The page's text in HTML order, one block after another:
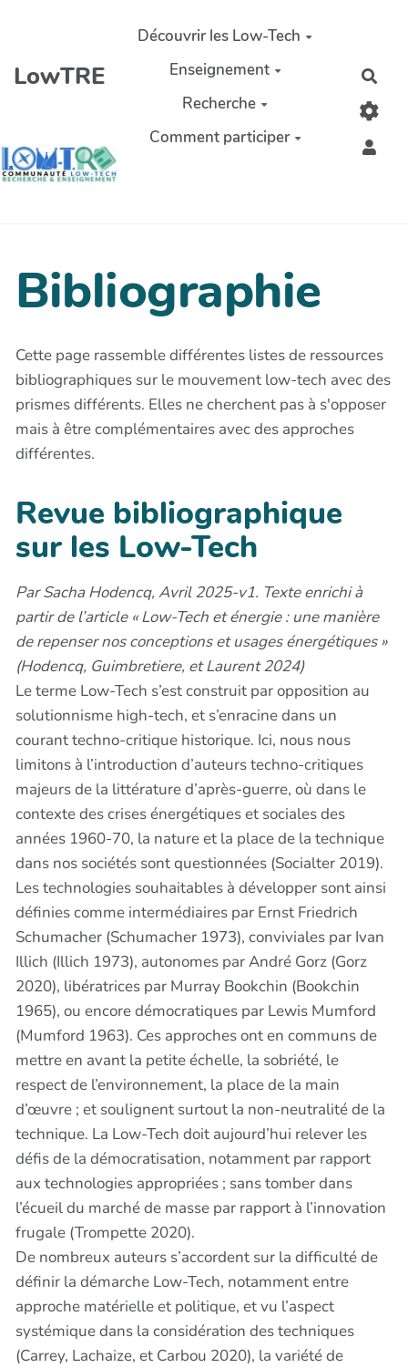
LowTRE
Découvrir les Low-Tech
Enseignement
Recherche
Comment participer
Bibliographie
Cette page rassemble différentes listes de ressources
bibliographiques sur le mouvement low-tech avec des
prismes différents. Elles ne cherchent pas à s'opposer
mais à être complémentaires avec des approches
différentes.
Revue bibliographique
sur les Low-Tech
Par Sacha Hodencq, Avril 2025-v1. Texte enrichi à
partir de l’article « Low-Tech et énergie : une manière
de repenser nos conceptions et usages énergétiques »
(Hodencq, Guimbretiere, et Laurent 2024)
Le terme Low-Tech s’est construit par opposition au
solutionnisme high-tech, et s’enracine dans un
courant techno-critique historique. Ici, nous nous
limitons à l’introduction d’auteurs techno-critiques
majeurs de la littérature d’après-guerre, où dans le
contexte des crises énergétiques et sociales des
années 1960-70, la nature et la place de la technique
dans nos sociétés sont questionnées (Socialter 2019).
Les technologies souhaitables à développer sont ainsi
définies comme intermédiaires par Ernst Friedrich
Schumacher (Schumacher 1973), conviviales par Ivan
Illich (Illich 1973), autonomes par André Gorz (Gorz
2020), libératrices par Murray Bookchin (Bookchin
1965), ou encore démocratiques par Lewis Mumford
(Mumford 1963). Ces approches ont en communs de
mettre en avant la petite échelle, la sobriété, le
respect de l’environnement, la place de la main
d’œuvre ; et soulignent surtout la non-neutralité de la
technique. La Low-Tech doit aujourd’hui relever les
défis de la démocratisation, notamment par rapport
aux technologies appropriées ; sans tomber dans
l’écueil du marché de masse par rapport à l’innovation
frugale (Trompette 2020).
De nombreux auteurs s’accordent sur la difficulté de
définir la démarche Low-Tech, notamment entre
approche matérielle et politique, et vu l’aspect
systémique dans la considération des techniques
(Carrey, Lachaize, et Carbou 2020), la variété de